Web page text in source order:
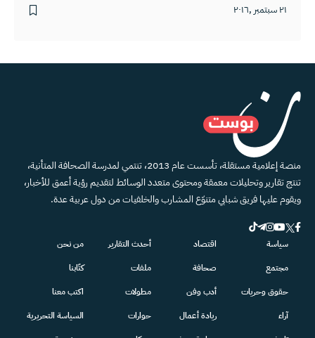
٢١ سبتمبر ,٢٠١٦
منصة إعلامية مستقلة، تأسست عام 2013، تنتمي لمدرسة الصحافة المتأنية،
تنتج تقارير وتحليلات معمقة ومحتوى متعدد الوسائط لتقديم رؤية أعمق للأخبار،
ويقوم عليها فريق شبابي متنوّع المشارب والخلفيات من دول عربية عدة.
سياسة
مجتمع
حقوق وحريات
آراء
اقتصاد
صحافة
أدب وفن
ريادة أعمال
أحدث التقارير
ملفات
مطولات
حوارات
من نحن
كتّابنا
اكتب معنا
السياسة التحريرية